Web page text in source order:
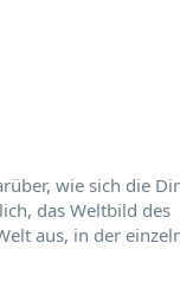
wie sich die
das Weltbild des
aus, in der